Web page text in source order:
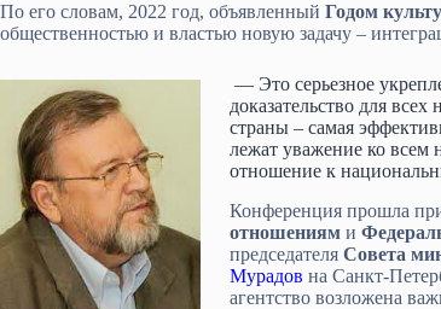
По его словам, 2022 год, объявленный Годом
общественностью и властью новую задачу –
— Это серьезное
доказательство для
страны – самая
лежат уважение ко всем
отношение к
Конференция прошла
отношениям и
председателя Совета
Мурадов на Санкт-
агентство возложена